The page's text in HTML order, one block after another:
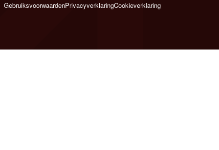
GebruiksvoorwaardenPrivacyverklaringCookieverklaring